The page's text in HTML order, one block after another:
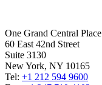
One Grand Central Place
60 East 42nd Street
Suite 3130
New York, NY 10165
Tel: +1 212 594 9600